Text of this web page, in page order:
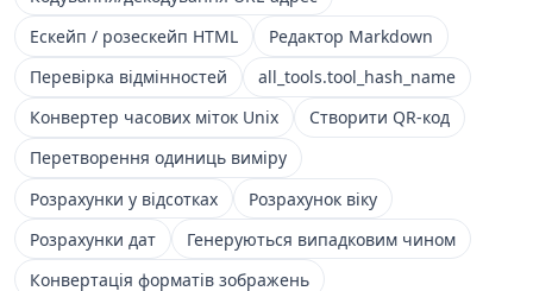
Ескейп / розескейп HTML
Редактор Markdown
Перевірка відмінностей
all_tools.tool_hash_name
Конвертер часових міток Unix
Створити QR-код
Перетворення одиниць виміру
Розрахунки у відсотках
Розрахунок віку
Розрахунки дат
Генеруються випадковим чином
Конвертація форматів зображень